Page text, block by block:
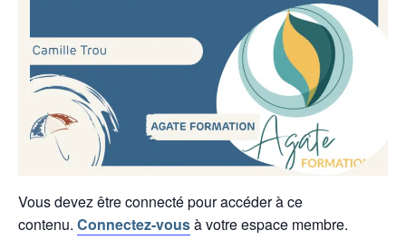
Vous devez être connecté pour accéder à ce
contenu. Connectez-vousà votre espace membre.